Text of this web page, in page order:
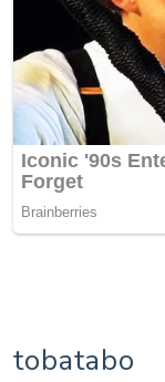
tobatabo